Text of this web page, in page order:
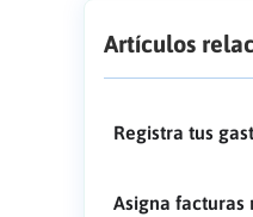
Artículos
Registra tus
Asigna facturas